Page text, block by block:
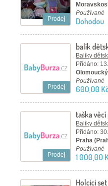
Prodej
Používané
Dohodou
Prodej
balík
Balíky
Přidáno:
Používané
600,00
Prodej
taška
Balíky
Přidáno:
Praha
Používané
1 000,00
Holcici